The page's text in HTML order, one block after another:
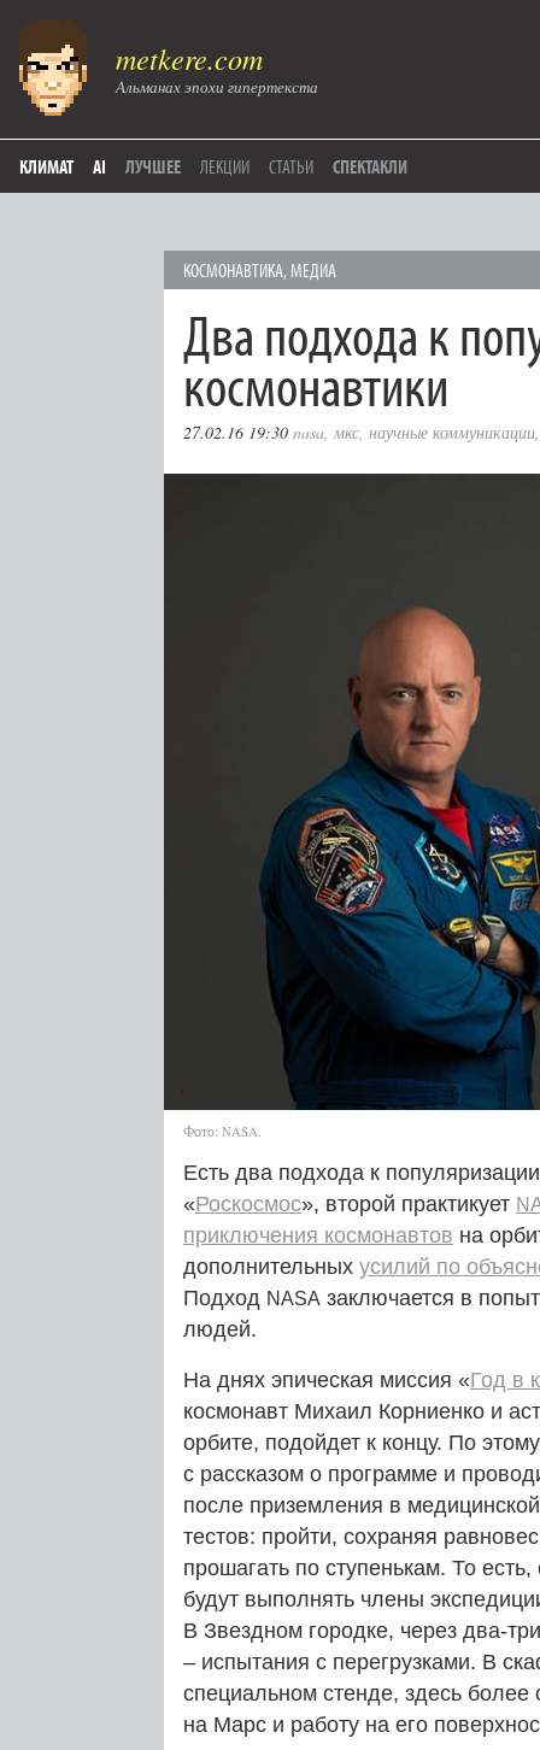
metkere.com
Альманах эпохи гипертекста
КЛИМАТ AI ЛУЧШЕЕ ЛЕКЦИИ СТАТЬИ СПЕКТАКЛИ
КОСМОНАВТИКА,МЕДИА
Два подхода к
космонавтики
27.02.16 19:30 nasa,мкс, научные коммуникации
Фото: NASA
Есть два подхода к
«Роскосмос», второй практикует
приключения космонавтов на
дополнительных усилий по
Подход NASA заключается в
людей.
На днях эпическая миссия «Год в
космонавт Михаил Корниенко и
орбите, подойдет к концу. По
с рассказом о программе и
после приземления в
тестов: пройти, сохраняя
прошагать по ступенькам. То
будут выполнять члены
В Звездном городке, через два-
– испытания с перегрузками. В
специальном стенде, здесь
на Марс и работу на его